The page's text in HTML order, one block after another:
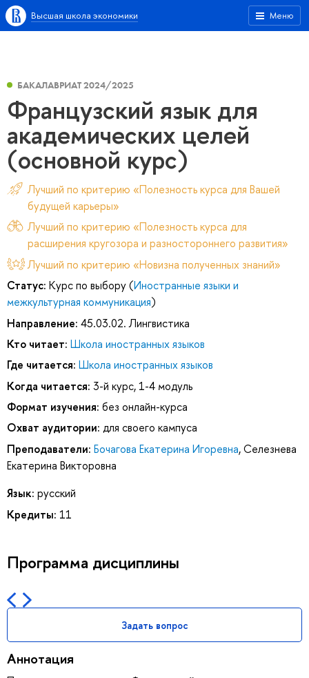
Меню
Высшая школа экономики
БАКАЛАВРИАТ 2024/2025
Французский язык для
академических целей
(основной курс)
Лучший по критерию «Полезность курса для Вашей
будущей карьеры»
Лучший по критерию «Полезность курса для
расширения кругозора и разностороннего развития»
Лучший по критерию «Новизна полученных знаний»
Статус: Курс по выбору (Иностранные языки и
межкультурная коммуникация)
Направление: 45.03.02. Лингвистика
Кто читает: Школа иностранных языков
Где читается: Школа иностранных языков
Когда читается: 3-й курс, 1-4 модуль
Формат изучения: без онлайн-курса
Охват аудитории: для своего кампуса
Преподаватели: Бочагова Екатерина Игоревна,Селезнева
Екатерина Викторовна
Язык: русский
Кредиты: 11
Программа дисциплины
Задать вопрос
Аннотация